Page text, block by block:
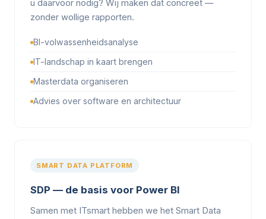
u daarvoor nodig? Wij maken dat concreet —
zonder wollige rapporten.
BI-volwassenheidsanalyse
IT-landschap in kaart brengen
Masterdata organiseren
Advies over software en architectuur
SMART DATA PLATFORM
SDP — de basis voor Power BI
Samen met ITsmart hebben we het Smart Data